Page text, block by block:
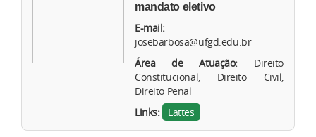
mandato eletivo
E-mail:
josebarbosa@ufgd.edu.br
Área de Atuação:
Direito
Constitucional, Direito Civil,
Direito Penal
Links:
Lattes